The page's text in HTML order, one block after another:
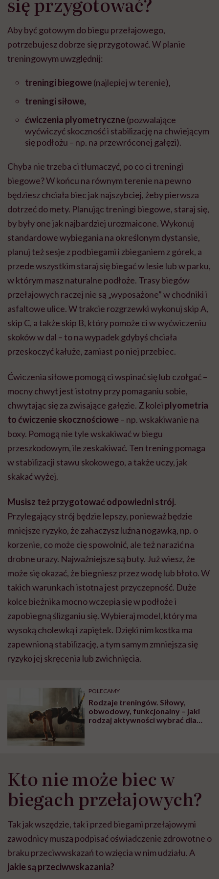
Aby być gotowym do biegu przełajowego,
potrzebujesz dobrze się przygotować. W planie
treningowym uwzględnij:
treningi biegowe(najlepiej w terenie),
treningi siłowe,
ćwiczenia plyometryczne(pozwalające
wyćwiczyć skoczność i stabilizację na chwiejącym
się podłożu – np. na przewróconej gałęzi).
Chyba nie trzeba ci tłumaczyć, po co ci treningi
biegowe? W końcu na równym terenie na pewno
będziesz chciała biec jak najszybciej, żeby pierwsza
dotrzeć do mety. Planując treningi biegowe, staraj się,
by były one jak najbardziej urozmaicone. Wykonuj
standardowe wybiegania na określonym dystansie,
planuj też sesje z podbiegami i zbieganiem z górek, a
przede wszystkim staraj się biegać w lesie lub w parku,
w którym masz naturalne podłoże. Trasy biegów
przełajowych raczej nie są „wyposażone” w chodniki i
asfaltowe ulice. W trakcie rozgrzewki wykonuj skip A,
skip C, a także skip B, który pomoże ci w wyćwiczeniu
skoków w dal – to na wypadek gdybyś chciała
przeskoczyć kałuże, zamiast po niej przebiec.
Ćwiczenia siłowe pomogą ci wspinać się lub czołgać –
mocny chwyt jest istotny przy pomaganiu sobie,
chwytając się za zwisające gałęzie. Z kolei plyometria
to ćwiczenie skocznościowe– np. wskakiwanie na
boxy. Pomogą nie tyle wskakiwać w biegu
przeszkodowym, ile zeskakiwać. Ten trening pomaga
w stabilizacji stawu skokowego, a także uczy, jak
skakać wyżej.
Musisz też przygotować odpowiedni strój.
Przylegający strój będzie lepszy, ponieważ będzie
mniejsze ryzyko, że zahaczysz luźną nogawką, np. o
korzenie, co może cię spowolnić, ale też narazić na
drobne urazy. Najważniejsze są buty. Już wiesz, że
może się okazać, że biegniesz przez wodę lub błoto. W
takich warunkach istotna jest przyczepność. Duże
kolce bieżnika mocno wczepią się w podłoże i
zapobiegną ślizganiu się. Wybieraj model, który ma
wysoką cholewką i zapiętek. Dzięki nim kostka ma
zapewnioną stabilizację, a tym samym zmniejsza się
ryzyko jej skręcenia lub zwichnięcia.
POLECAMY
Rodzaje treningów. Siłowy,
obwodowy, funkcjonalny – jaki
rodzaj aktywności wybrać dla
Kto nie może biec w
biegach przełajowych?
Tak jak wszędzie, tak i przed biegami przełajowymi
zawodnicy muszą podpisać oświadczenie zdrowotne o
braku przeciwwskazań to wzięcia w nim udziału. A
jakie są przeciwwskazania?